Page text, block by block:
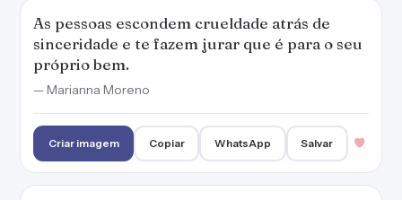
As pessoas escondem crueldade atrás de
sinceridade e te fazem jurar que é para o seu
próprio bem.
— Marianna Moreno
Criar imagem Copiar WhatsApp Salvar